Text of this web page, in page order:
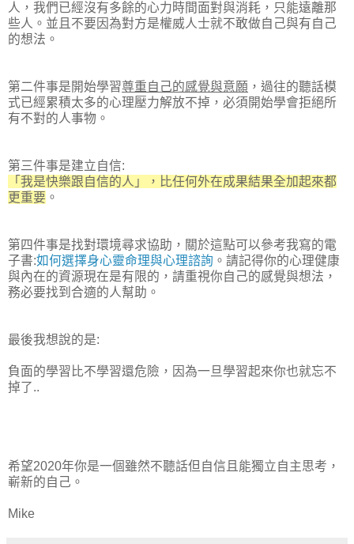
人 ，我們已經沒有多餘的心力時間面對與消耗 ，只能遠離那
些人 。並且不要因為對方是權威人士就不敢做自己與有自己
的想法 。
第二件事是開始學習尊重自己的感覺與意願 ，過往的聽話模
式已經累積太多的心理壓力解放不掉 ，必須開始學會拒絕所
有不對的人事物 。
第三件事是建立自信:
「我是快樂跟自信的人」，比任何外在成果結果全加起來都
更重要 。
第四件事是找對環境尋求協助 ，關於這點可以參考我寫的電
子書:如何選擇身心靈命理與心理諮詢 。請記得你的心理健康
與內在的資源現在是有限的 ，請重視你自己的感覺與想法 ，
務必要找到合適的人幫助 。
最後我想說的是:
負面的學習比不學習還危險 ， 因為一旦學習起來你也就忘不
掉了..
希望2020年你是一個雖然不聽話但自信且能獨立自主思考 ，
嶄新的自己 。
Mike